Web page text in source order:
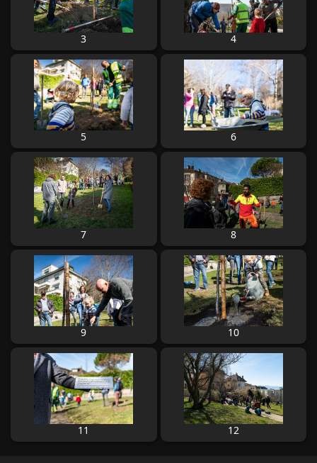
3 4
5 6
7 8
9 10
11 12